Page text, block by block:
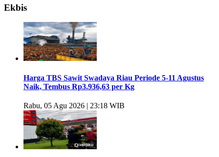
Ekbis
Harga TBS Sawit Swadaya Riau Periode 5-11 Agustus
Naik, Tembus Rp3.936,63 per Kg
Rabu, 05 Agu 2026 | 23:18 WIB